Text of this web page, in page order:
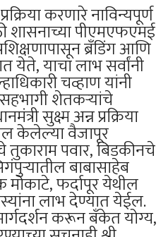
करणारे नाविन्यपूर्ण
शासनाच्या पीएमएफएमई
ब्रँडिंग आणि
येते, याचा लाभ सर्वांनी
चव्हाण यांनी
शेतकऱ्यांचे
सुक्ष्म अन्न प्रक्रिया
केलेल्या वैजापूर
पवार, बिडकीनचे
बाबासाहेब
फर्दापूर येथील
लाभ देण्यात येईल.
करून बँकेत योग्य,